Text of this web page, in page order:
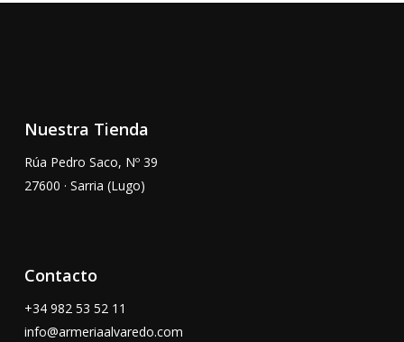
Nuestra Tienda
Rúa Pedro Saco, Nº 39
27600 · Sarria (Lugo)
Contacto
+34 982 53 52 11
info@armeriaalvaredo.com